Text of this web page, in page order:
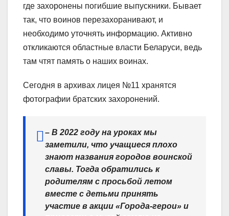
где захоронены погибшие выпускники. Бывает
так, что воинов перезахоранивают, и
необходимо уточнять информацию. Активно
откликаются областные власти Беларуси, ведь
там чтят память о наших воинах.
Сегодня в архивах лицея №11 хранятся
фотографии братских захоронений.
– В 2022 году на уроках мы
заметили, что учащиеся плохо
знают названия городов воинской
славы. Тогда обратились к
родителям с просьбой летом
вместе с детьми принять
участие в акции «Города-герои» и